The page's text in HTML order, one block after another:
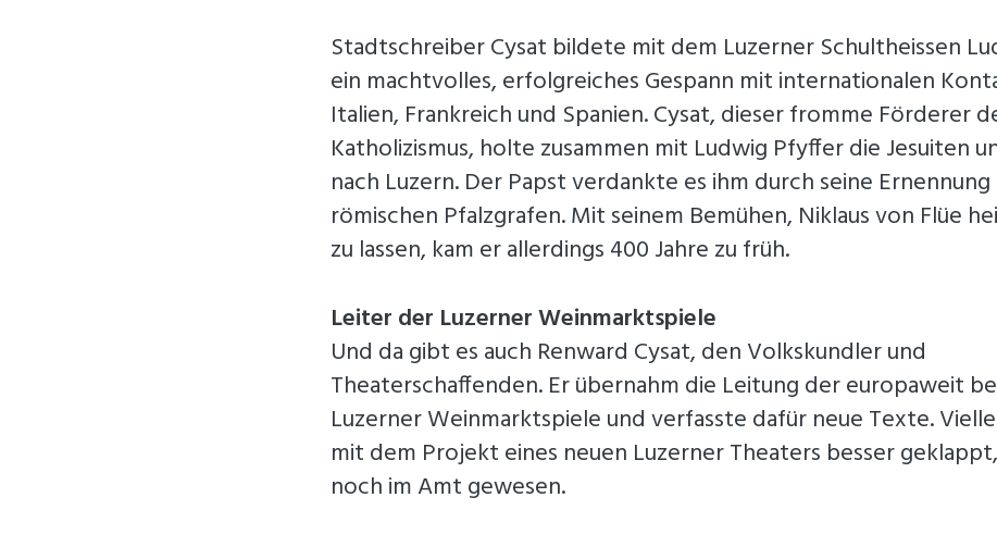
Stadtschreiber Cysat bildete mit dem Luzerner Schultheissen
ein machtvolles, erfolgreiches Gespann mit internationalen
Italien, Frankreich und Spanien. Cysat, dieser fromme Förderer
Katholizismus, holte zusammen mit Ludwig Pfyffer die Jesuiten
nach Luzern. Der Papst verdankte es ihm durch seine Ernennung
römischen Pfalzgrafen. Mit seinem Bemühen, Niklaus von Flüe
zu lassen, kam er allerdings 400 Jahre zu früh.
Leiter der Luzerner Weinmarktspiele
Und da gibt es auch Renward Cysat, den Volkskundler und
Theaterschaffenden. Er übernahm die Leitung der europaweit
Luzerner Weinmarktspiele und verfasste dafür neue Texte.
mit dem Projekt eines neuen Luzerner Theaters besser
noch im Amt gewesen.